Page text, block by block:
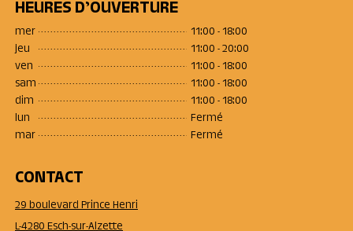
HEURES D’OUVERTURE
mer
11:00 - 18:00
jeu
11:00 - 20:00
ven
11:00 - 18:00
sam
11:00 - 18:00
dim
11:00 - 18:00
lun
Fermé
mar
Fermé
CONTACT
29 boulevard Prince Henri
L-4280 Esch-sur-Alzette